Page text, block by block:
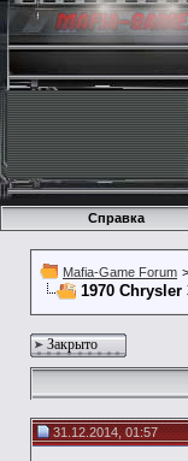
Справка
Mafia-Game Forum >
1970 Chrysler
Закрыто
31.12.2014, 01:57